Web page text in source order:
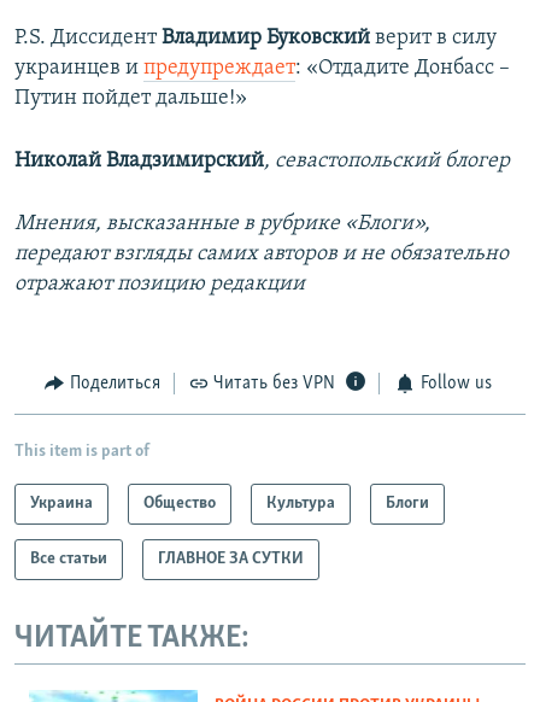
P.S. ДиссидентВладимир Буковский верит в силу
украинцев и предупреждает: «Отдадите Донбасс –
Путин пойдет дальше!»
Николай Владзимирский, севастопольский блогер
Мнения, высказанные в рубрике «Блоги»,
передают взгляды самих авторов и не обязательно
отражают позицию редакции
Поделиться Читать без VPN Follow us
This item is part of
Украина Общество Культура Блоги
Все статьи ГЛАВНОЕ ЗА СУТКИ
ЧИТАЙТЕ ТАКЖЕ: